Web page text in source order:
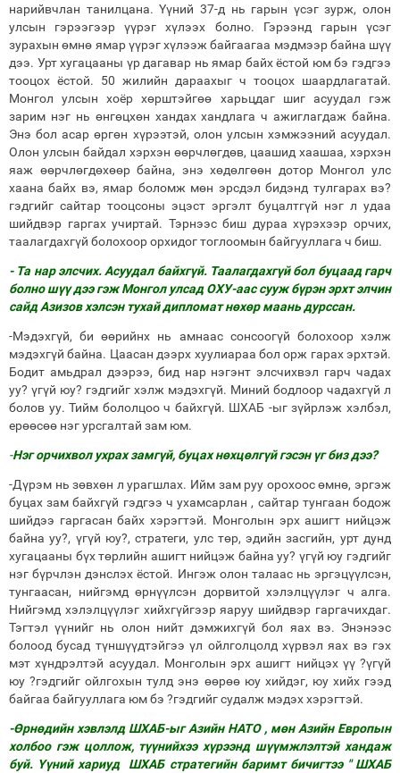
нарийвчлан танилцана. Үүний 37-д нь гарын үсэг зурж, олон
улсын гэрээгээр үүрэг хүлээх болно. Гэрээнд гарын үсэг
зурахын өмнө ямар үүрэг хүлээж байгаагаа мэдмээр байна шүү
дээ. Урт хугацааны үр дагавар нь ямар байх ёстой юм бэ гэдгээ
тооцох ёстой. 50 жилийн дараахыг ч тооцох шаардлагатай.
Монгол улсын хоёр хөрштэйгөө харьцдаг шиг асуудал гэж
зарим нэг нь өнгөцхөн хандах хандлага ч ажиглагдаж байна.
Энэ бол асар өргөн хүрээтэй, олон улсын хэмжээний асуудал.
Олон улсын байдал хэрхэн өөрчлөгдөв, цаашид хаашаа, хэрхэн
яаж өөрчлөгдөхөөр байна, энэ хөдөлгөөн дотор Монгол улс
хаана байх вэ, ямар боломж мөн эрсдэл бидэнд тулгарах вэ?
гэдгийг сайтар тооцсоны эцэст эргэлт буцалтгүй нэг л удаа
шийдвэр гаргах учиртай. Тэрнээс биш дураа хүрэхээр орчих,
таалагдахгүй болохоор орхидог тоглоомын байгууллага ч биш.
- Та нар элсчих. Асуудал байхгүй. Таалагдахгүй бол буцаад гарч
болно шүү дээ гэж Монгол улсад ОХУ-аас сууж бүрэн эрхт элчин
сайд Азизов хэлсэн тухай дипломат нөхөр маань дурссан.
-Мэдэхгүй, би өөрийнх нь амнаас сонсоогүй болохоор хэлж
мэдэхгүй байна. Цаасан дээрх хуулиараа бол орж гарах эрхтэй.
Бодит амьдрал дээрээ, бид нар нэгэнт элсчихвэл гарч чадах
уу? үгүй юу? гэдгийг хэлж мэдэхгүй. Миний бодлоор чадахгүй л
болов уу. Тийм бололцоо ч байхгүй. ШХАБ -ыг зүйрлэж хэлбэл,
ерөөсөө нэг урсгалтай зам юм.
-Нэг орчихвол ухрах замгүй, буцах нөхцөлгүй гэсэн үг биз дээ?
-Дүрэм нь зөвхөн л урагшлах. Ийм зам руу орохоос өмнө, эргэж
буцах зам байхгүй гэдгээ ч ухамсарлан , сайтар тунгаан бодож
шийдээ гаргасан байх хэрэгтэй. Монголын эрх ашигт нийцэж
байна уу?, үгүй юу?, стратеги, улс төр, эдийн засгийн, урт дунд
хугацааны бүх төрлийн ашигт нийцэж байна уу? үгүй юу гэдгийг
нэг бүрчлэн дэнслэх ёстой. Ингэж олон талаас нь эргэцүүлсэн,
тунгаасан, нийгэмд өрнүүлсэн дорвитой хэлэлцүүлэг ч алга.
Нийгэмд хэлэлцүүлэг хийхгүйгээр яаруу шийдвэр гаргачихдаг.
Тэгтэл үүнийг нь олон нийт дэмжихгүй бол яах вэ. Энэнээс
болоод бусад түншүүдтэйгээ үл ойлголцолд хүрвэл яах вэ гэх
мэт хүндрэлтэй асуудал. Монголын эрх ашигт нийцэх үү ?үгүй
юу ?гэдгийг ойлгохын тулд энэ өөрөө юу хийдэг, юу хийх гээд
байгаа байгууллага юм бэ ?гэдгийг судалж мэдэх хэрэгтэй.
-Өрнөдийн хэвлэлд ШХАБ-ыг Азийн НАТО , мөн Азийн Европын
холбоо гэж цоллож, түүнийхээ хүрээнд шүүмжлэлтэй хандаж
буй. Үүний хариуд ШХАБ стратегийн баримт бичигтээ " ШХАБ